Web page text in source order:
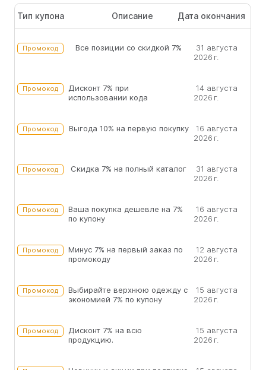
Тип купона Описание Дата окончания
Промокод Все позиции со скидкой 7%
31 августа
2026 г.
Промокод
Дисконт 7% при
использовании кода
14 августа
2026 г.
Промокод Выгода 10% на первую покупку
16 августа
2026 г.
Промокод Скидка 7% на полный каталог
31 августа
2026 г.
Промокод
Ваша покупка дешевле на 7%
по купону
16 августа
2026 г.
Промокод
Минус 7% на первый заказ по
промокоду
12 августа
2026 г.
Промокод
Выбирайте верхнюю одежду с
экономией 7% по купону
15 августа
2026 г.
Промокод
Дисконт 7% на всю
продукцию.
15 августа
2026 г.